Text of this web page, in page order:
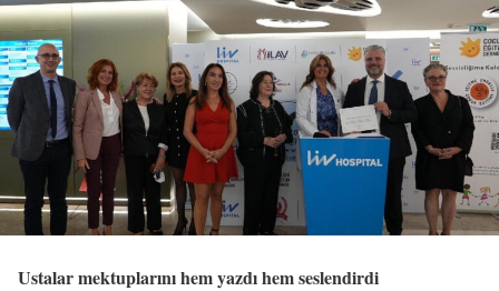
Ustalar mektuplarını hem yazdı hem seslendirdi